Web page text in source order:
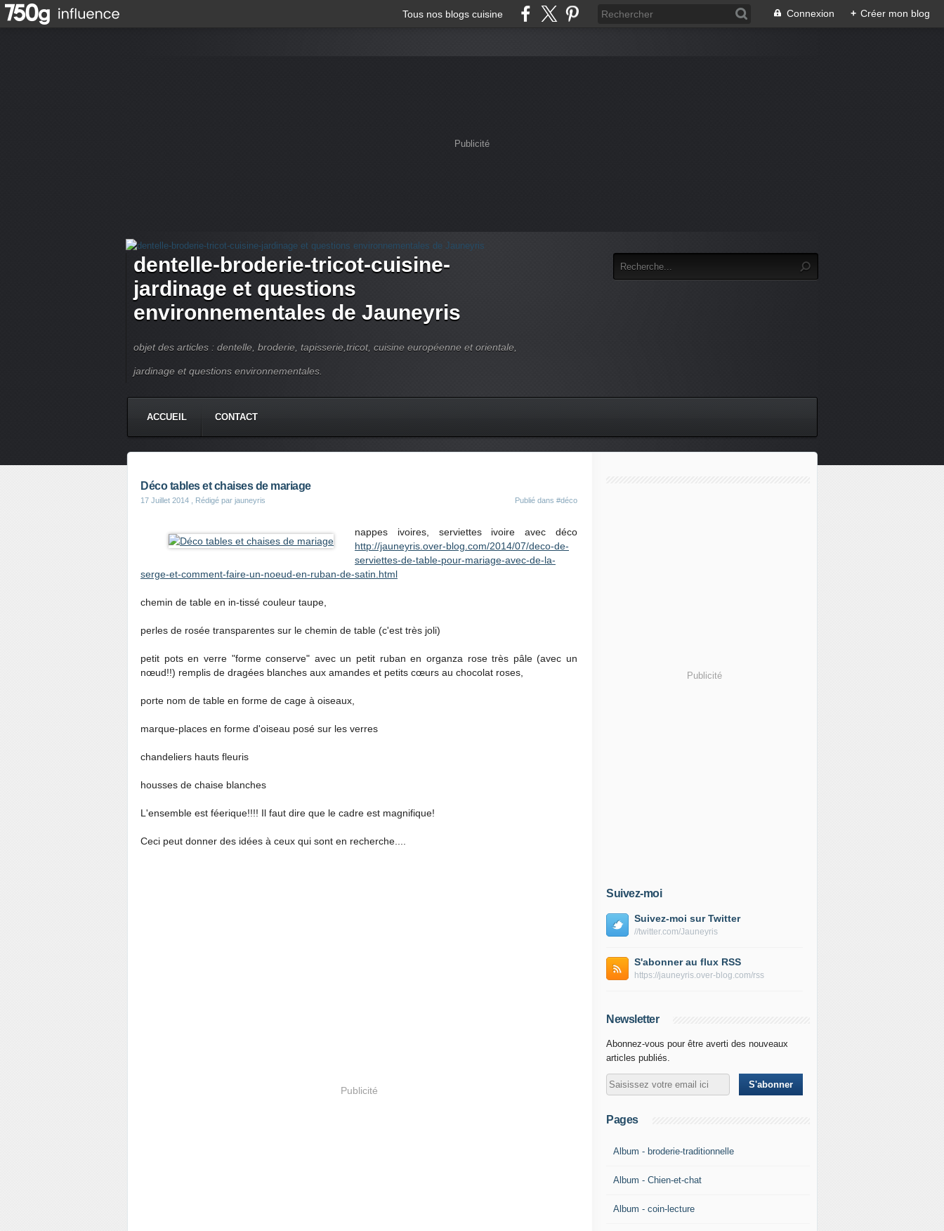
Tous nos blogs cuisine Connexion + Créer mon blog
Publicité
dentelle-broderie-tricot-cuisine-
jardinage et questions
environnementales de Jauneyris
objet des articles : dentelle, broderie, tapisserie,tricot, cuisine européenne et orientale,
jardinage et questions environnementales.
ACCUEIL CONTACT
Déco tables et chaises de mariage
17 Juillet 2014 , Rédigé par jauneyris Publié dans #déco
nappes ivoires, serviettes ivoire avec déco
http://jauneyris.over-blog.com/2014/07/deco-de-
serviettes-de-table-pour-mariage-avec-de-la-
serge-et-comment-faire-un-noeud-en-ruban-de-satin.html
chemin de table en in-tissé couleur taupe,
perles de rosée transparentes sur le chemin de table (c'est très joli)
petit pots en verre "forme conserve" avec un petit ruban en organza rose très pâle (avec un
nœud!!) remplis de dragées blanches aux amandes et petits cœurs au chocolat roses,
porte nom de table en forme de cage à oiseaux,
marque-places en forme d'oiseau posé sur les verres
chandeliers hauts fleuris
housses de chaise blanches
L'ensemble est féerique!!!! Il faut dire que le cadre est magnifique!
Ceci peut donner des idées à ceux qui sont en recherche....
Publicité
Publicité
Suivez-moi
Suivez-moi sur Twitter
//twitter.com/Jauneyris
S'abonner au flux RSS
https://jauneyris.over-blog.com/rss
Newsletter
Abonnez-vous pour être averti des nouveaux
articles publiés.
Pages
Album - broderie-traditionnelle
Album - Chien-et-chat
Album - coin-lecture